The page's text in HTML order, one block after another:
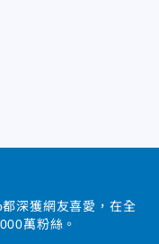
深獲網友喜愛，在全
萬粉絲。